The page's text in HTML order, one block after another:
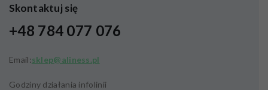
Skontaktuj się
+48 784 077 076
Email:sklep@aliness.pl
Godziny działania infolinii